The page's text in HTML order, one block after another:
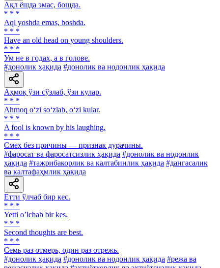
Ақл ёшда эмас, бошда.
* * *
Аql yoshda emas, boshda.
* * *
Have an old head on young shoulders.
* * *
Ум не в годах, а в голове.
#донолик ҳақида #донолик ва нодонлик ҳақида
Аҳмоқ ўзи сўзлаб, ўзи кулар.
* * *
Ahmoq o‘zi so‘zlab, o‘zi kular.
* * *
A fool is known by his laughing.
* * *
Смех без причины — признак дурачины.
#фаросат ва фаросатсизлик ҳақида #донолик ва нодонлик
ҳақида #тажрибакорлик ва калтабинлик ҳақида #дангасалик
ва калтафаҳмлик ҳақида
Етти ўлчаб бир кес.
* * *
Yetti oʼlchab bir kes.
* * *
Second thoughts are best.
* * *
Семь раз отмерь, один раз отрежь.
#донолик ҳақида #донолик ва нодонлик ҳақида #режа ва